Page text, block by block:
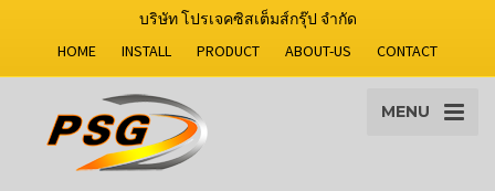
บริษัท โปรเจคซิสเต็มส์กรุ๊ป จำกัด
HOME
INSTALL PRODUCT ABOUT-US CONTACT
MENU